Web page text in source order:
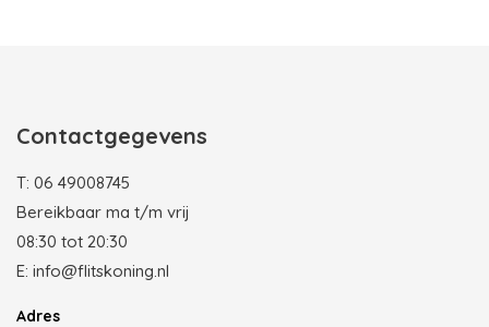
Contactgegevens
T: 06 49008745
Bereikbaar ma t/m vrij
08:30 tot 20:30
E: info@flitskoning.nl
Adres